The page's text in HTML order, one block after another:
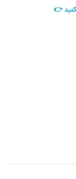
👉